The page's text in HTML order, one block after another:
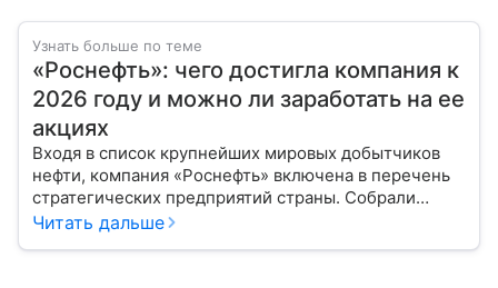
Узнать больше по теме
«Роснефть»: чего достигла компания к
2026 году и можно ли заработать на ее
акциях
Входя в список крупнейших мировых добытчиков
нефти, компания «Роснефть» включена в перечень
стратегических предприятий страны. Собрали
информацию об истории и достижениях компании.
Читать дальше